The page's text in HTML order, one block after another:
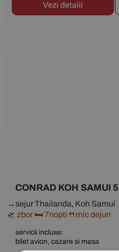
Vezi detalii
CONRAD KOH SAMUI
→sejur Thailanda, Koh Samui
🛫 zbor 🛏 7nopti🍴mic dejun
servicii incluse:
bilet avion, cazare si masa